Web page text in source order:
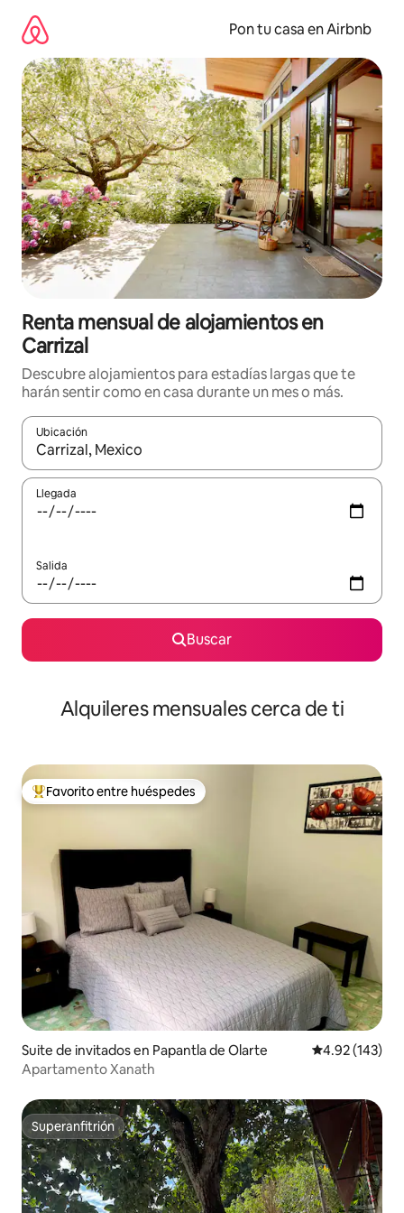
contenido
Pon tu casa en Airbnb
Renta mensual de alojamientos en
Carrizal
Descubre alojamientos para estadías largas que te
harán sentir como en casa durante un mes o más.
Ubicación
Cuando los resultados estén disponibles, navega con las
Llegada
Salida
Buscar
Alquileres mensuales cerca de ti
Favorito entre huéspedes preferido
Favorito entre huéspedes
Suite de invitados en Papantla de Olarte Calificación
4.92 (143)
Apartamento Xanath
Superanfitrión
Superanfitrión